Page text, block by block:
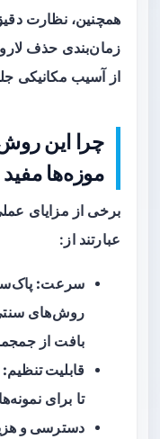
همچنین، نظارت
زمان‌بندی حذف
از آسیب مکانیکی
چرا این
موزه‌ها
برخی از مزایای
عبارتند از:
سرعت:
روش‌های
بافت از
قابلیت تنظیم:
تا برای
دسترسی و